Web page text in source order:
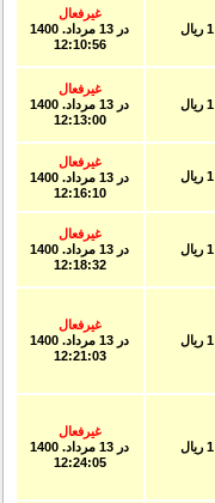
غیرفعال
در
13 مرداد. 1400
12:10:56
غیرفعال
در
13 مرداد. 1400
12:13:00
غیرفعال
در
13 مرداد. 1400
12:16:10
غیرفعال
در
13 مرداد. 1400
12:18:32
غیرفعال
در
13 مرداد. 1400
12:21:03
غیرفعال
در
13 مرداد. 1400
12:24:05